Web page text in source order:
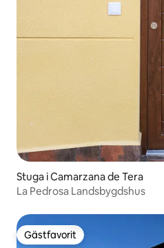
Stuga i Camarzana de Tera
La Pedrosa Landsbygdshus
Gästfavorit
Gästfavorit